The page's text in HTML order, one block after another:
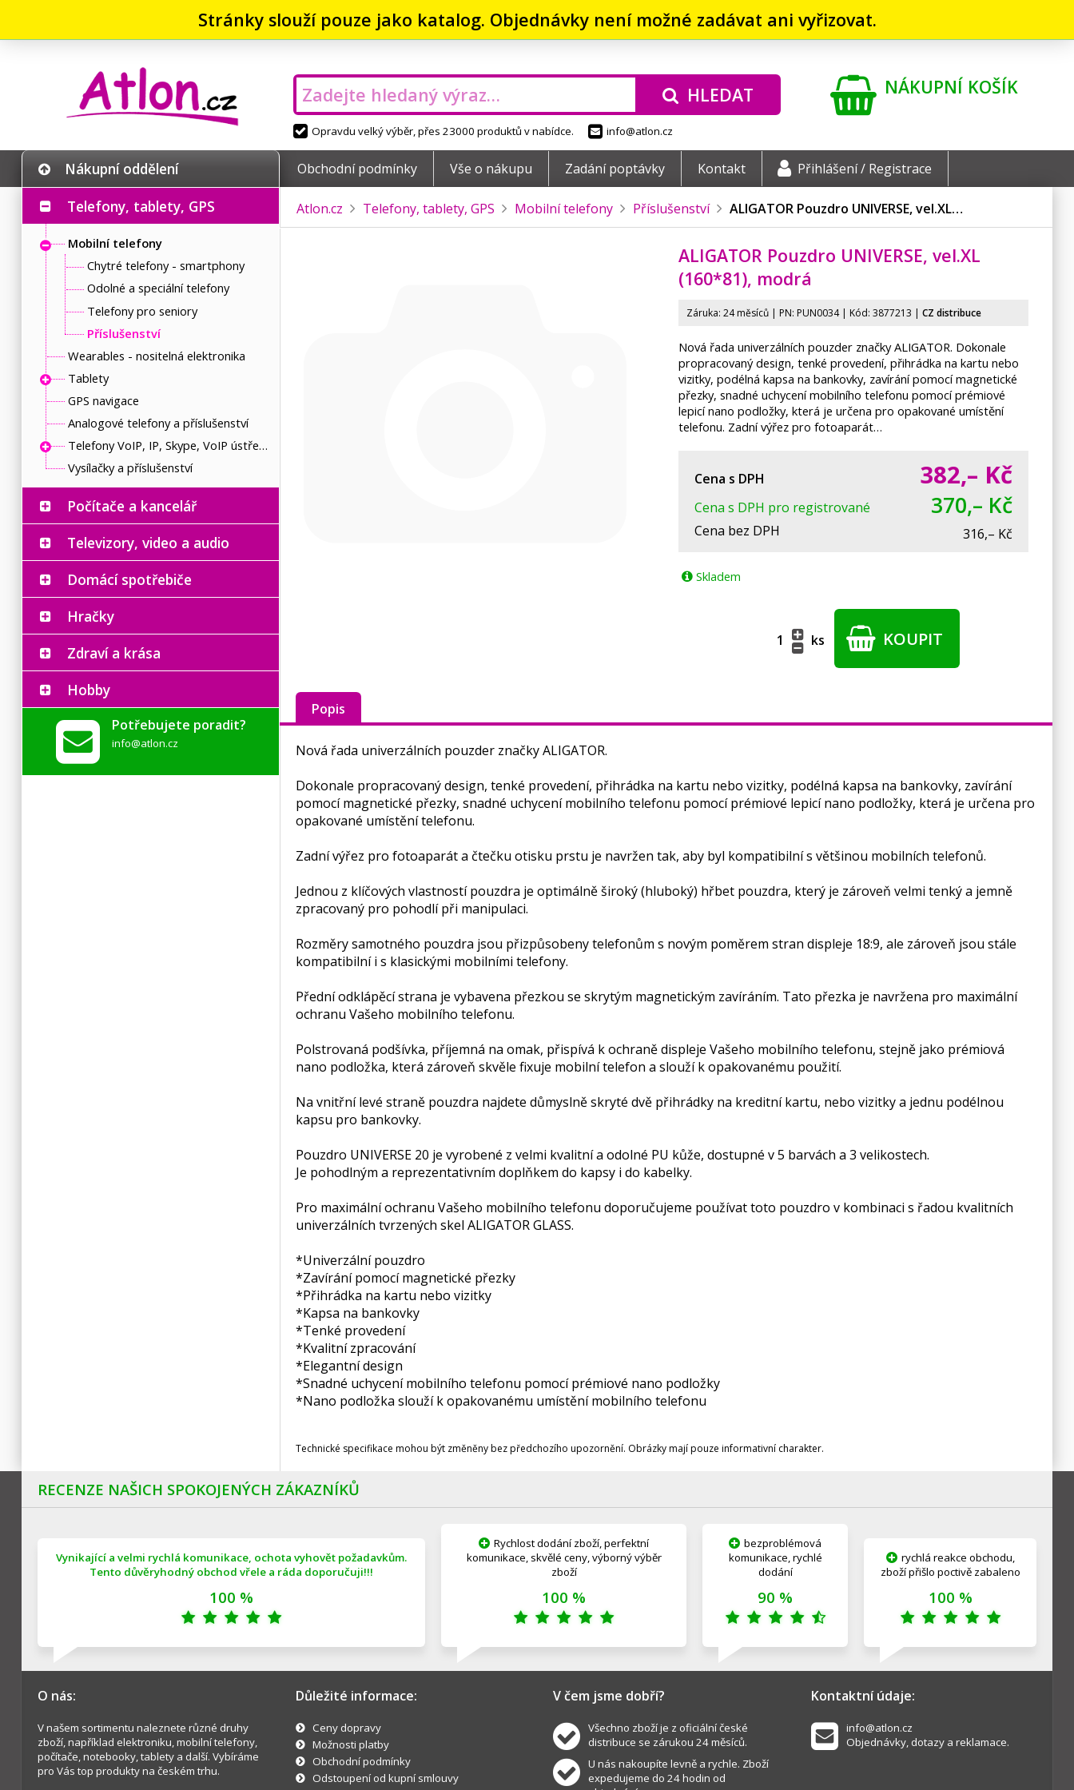
Stránky slouží pouze jako katalog. Objednávky není možné zadávat ani vyřizovat.
HLEDAT
Opravdu velký výběr, přes 23000 produktů v nabídce. info@atlon.cz
NÁKUPNÍ KOŠÍK
Nákupní oddělení Obchodní podmínky Vše o nákupu Zadání poptávky Kontakt Přihlášení / Registrace
Telefony, tablety, GPS
Mobilní telefony
Chytré telefony - smartphony
Odolné a speciální telefony
Telefony pro seniory
Příslušenství
Wearables - nositelná elektronika
Tablety
GPS navigace
Analogové telefony a příslušenství
Telefony VoIP, IP, Skype, VoIP ústředny, brány
Vysílačky a příslušenství
Počítače a kancelář
Televizory, video a audio
Domácí spotřebiče
Hračky
Zdraví a krása
Hobby
Potřebujete poradit?
info@atlon.cz
Atlon.cz Telefony, tablety, GPS Mobilní telefony Příslušenství ALIGATOR Pouzdro UNIVERSE, vel.XL…
ALIGATOR Pouzdro UNIVERSE, vel.XL
(160*81), modrá
Záruka: 24 měsíců | PN: PUN0034| Kód: 3877213 | CZ distribuce
Nová řada univerzálních pouzder značky ALIGATOR. Dokonale
propracovaný design, tenké provedení, přihrádka na kartu nebo
vizitky, podélná kapsa na bankovky, zavírání pomocí magnetické
přezky, snadné uchycení mobilního telefonu pomocí prémiové
lepicí nano podložky, která je určena pro opakované umístění
telefonu. Zadní výřez pro fotoaparát…
Cena s DPH 382,– Kč
Cena s DPH pro registrované 370,– Kč
Cena bez DPH 316,– Kč
Skladem
ks KOUPIT
Popis
Nová řada univerzálních pouzder značky ALIGATOR.
Dokonale propracovaný design, tenké provedení, přihrádka na kartu nebo vizitky, podélná kapsa na bankovky, zavírání
pomocí magnetické přezky, snadné uchycení mobilního telefonu pomocí prémiové lepicí nano podložky, která je určena pro
opakované umístění telefonu.
Zadní výřez pro fotoaparát a čtečku otisku prstu je navržen tak, aby byl kompatibilní s většinou mobilních telefonů.
Jednou z klíčových vlastností pouzdra je optimálně široký (hluboký) hřbet pouzdra, který je zároveň velmi tenký a jemně
zpracovaný pro pohodlí při manipulaci.
Rozměry samotného pouzdra jsou přizpůsobeny telefonům s novým poměrem stran displeje 18:9, ale zároveň jsou stále
kompatibilní i s klasickými mobilními telefony.
Přední odklápěcí strana je vybavena přezkou se skrytým magnetickým zavíráním. Tato přezka je navržena pro maximální
ochranu Vašeho mobilního telefonu.
Polstrovaná podšívka, příjemná na omak, přispívá k ochraně displeje Vašeho mobilního telefonu, stejně jako prémiová
nano podložka, která zároveň skvěle fixuje mobilní telefon a slouží k opakovanému použití.
Na vnitřní levé straně pouzdra najdete důmyslně skryté dvě přihrádky na kreditní kartu, nebo vizitky a jednu podélnou
kapsu pro bankovky.
Pouzdro UNIVERSE 20 je vyrobené z velmi kvalitní a odolné PU kůže, dostupné v 5 barvách a 3 velikostech.
Je pohodlným a reprezentativním doplňkem do kapsy i do kabelky.
Pro maximální ochranu Vašeho mobilního telefonu doporučujeme používat toto pouzdro v kombinaci s řadou kvalitních
univerzálních tvrzených skel ALIGATOR GLASS.
*Univerzální pouzdro
*Zavírání pomocí magnetické přezky
*Přihrádka na kartu nebo vizitky
*Kapsa na bankovky
*Tenké provedení
*Kvalitní zpracování
*Elegantní design
*Snadné uchycení mobilního telefonu pomocí prémiové nano podložky
*Nano podložka slouží k opakovanému umístění mobilního telefonu
Technické specifikace mohou být změněny bez předchozího upozornění. Obrázky mají pouze informativní charakter.
RECENZE NAŠICH SPOKOJENÝCH ZÁKAZNÍKŮ
Vynikající a velmi rychlá komunikace, ochota vyhovět požadavkům.
Tento důvěryhodný obchod vřele a ráda doporučuji!!!
100 %
Rychlost dodání zboží, perfektní
komunikace, skvělé ceny, výborný výběr
zboží
100 %
bezproblémová
komunikace, rychlé
dodání
90 %
rychlá reakce obchodu,
zboží přišlo poctivě zabaleno
100 %
O nás:
V našem sortimentu naleznete různé druhy
zboží, například elektroniku, mobilní telefony,
počítače, notebooky, tablety a další. Vybíráme
pro Vás top produkty na českém trhu.
Důležité informace:
Ceny dopravy
Možnosti platby
Obchodní podmínky
Odstoupení od kupní smlouvy
V čem jsme dobří?
Všechno zboží je z oficiální české
distribuce se zárukou 24 měsíců.
U nás nakoupíte levně a rychle. Zboží
expedujeme do 24 hodin od
Kontaktní údaje:
info@atlon.cz
Objednávky, dotazy a reklamace.